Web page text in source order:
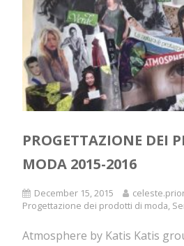
PROGETTAZIONE DEI
MODA 2015-2016
December 15, 2015
Progettazione dei prodotti di moda,
Atmosphere by Katis Katis